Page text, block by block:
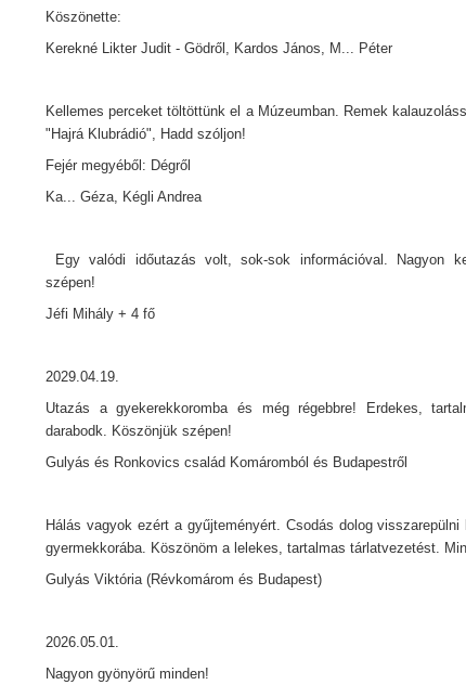
Köszönette:
Kerekné Likter Judit - Gödről, Kardos János, M... Péter
Kellemes perceket töltöttünk el a Múzeumban. Remek
"Hajrá Klubrádió", Hadd szóljon!
Fejér megyéből: Dégről
Ka... Géza, Kégli Andrea
Egy valódi időutazás volt, sok-sok információval. Nagyon
szépen!
Jéfi Mihály + 4 fő
2029.04.19.
Utazás a gyekerekkoromba és még régebbre! Erdekes,
darabodk. Köszönjük szépen!
Gulyás és Ronkovics család Komáromból és Budapestről
Hálás vagyok ezért a gyűjteményért. Csodás dolog
gyermekkorába. Köszönöm a lelekes, tartalmas tárlatvezetést.
Gulyás Viktória (Révkomárom és Budapest)
2026.05.01.
Nagyon gyönyörű minden!